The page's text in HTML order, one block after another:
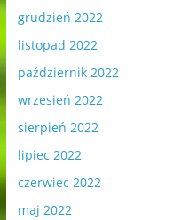
grudzień 2022
listopad 2022
październik 2022
wrzesień 2022
sierpień 2022
lipiec 2022
czerwiec 2022
maj 2022